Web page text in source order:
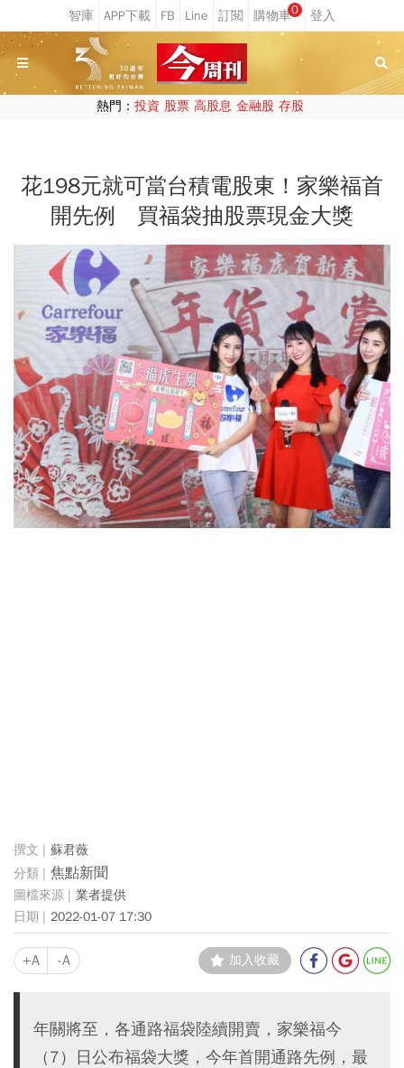
0
熱門： 投資 股票 高股息 金融股 存股
花198元就可當台積電股東！家樂福首
開先例 買福袋抽股票現金大獎
蘇君薇
焦點新聞
業者提供
2022-01-07 17:30
+A -A 加入收藏
年關將至，各通路福袋陸續開賣，家樂福今
（7）日公布福袋大獎，今年首開通路先例，最